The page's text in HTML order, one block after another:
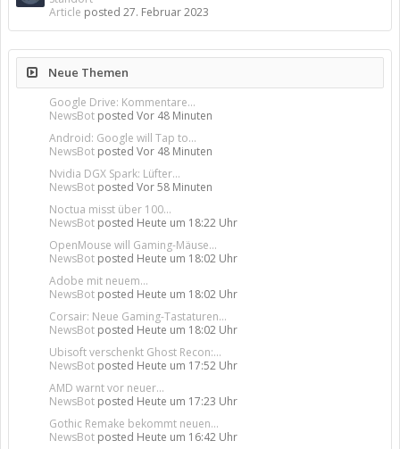
Article posted 27. Februar 2023
Neue Themen
Google Drive: Kommentare...
NewsBot posted Vor 48 Minuten
Android: Google will Tap to...
NewsBot posted Vor 48 Minuten
Nvidia DGX Spark: Lüfter...
NewsBot posted Vor 58 Minuten
Noctua misst über 100...
NewsBot posted Heute um 18:22 Uhr
OpenMouse will Gaming-Mäuse...
NewsBot posted Heute um 18:02 Uhr
Adobe mit neuem...
NewsBot posted Heute um 18:02 Uhr
Corsair: Neue Gaming-Tastaturen...
NewsBot posted Heute um 18:02 Uhr
Ubisoft verschenkt Ghost Recon:...
NewsBot posted Heute um 17:52 Uhr
AMD warnt vor neuer...
NewsBot posted Heute um 17:23 Uhr
Gothic Remake bekommt neuen...
NewsBot posted Heute um 16:42 Uhr